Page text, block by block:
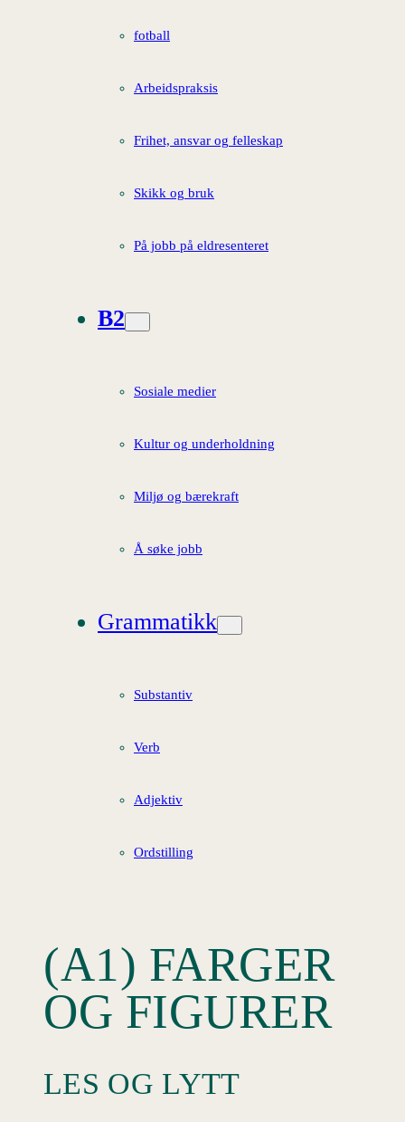
fotball
Arbeidspraksis
Frihet, ansvar og felleskap
Skikk og bruk
På jobb på eldresenteret
B2
Sosiale medier
Kultur og underholdning
Miljø og bærekraft
Å søke jobb
Grammatikk
Substantiv
Verb
Adjektiv
Ordstilling
(A1) FARGER
OG FIGURER
LES OG LYTT